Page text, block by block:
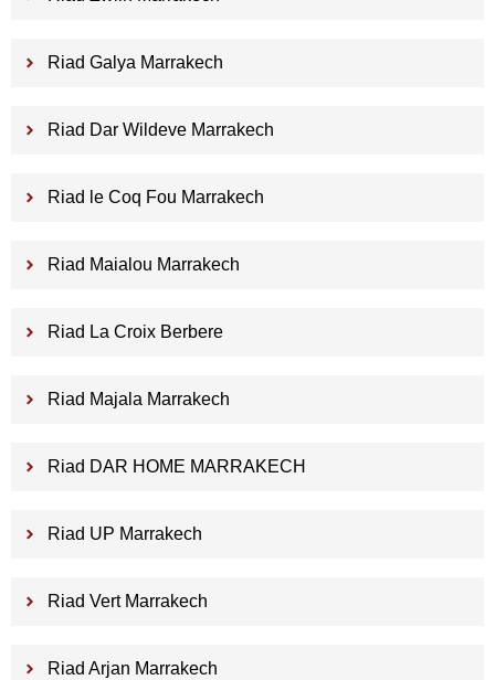
Riad Galya Marrakech
Riad Dar Wildeve Marrakech
Riad le Coq Fou Marrakech
Riad Maialou Marrakech
Riad La Croix Berbere
Riad Majala Marrakech
Riad DAR HOME MARRAKECH
Riad UP Marrakech
Riad Vert Marrakech
Riad Arjan Marrakech